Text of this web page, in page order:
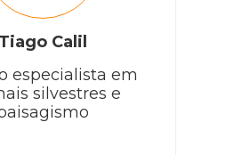
Tiago Calil
especialista em
silvestres e